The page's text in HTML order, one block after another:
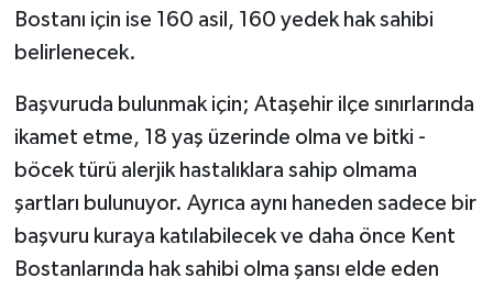
Bostanı için ise 160 asil, 160 yedek hak sahibi
belirlenecek.
Başvuruda bulunmak için; Ataşehir ilçe sınırlarında
ikamet etme, 18 yaş üzerinde olma ve bitki -
böcek türü alerjik hastalıklara sahip olmama
şartları bulunuyor. Ayrıca aynı haneden sadece bir
başvuru kuraya katılabilecek ve daha önce Kent
Bostanlarında hak sahibi olma şansı elde eden